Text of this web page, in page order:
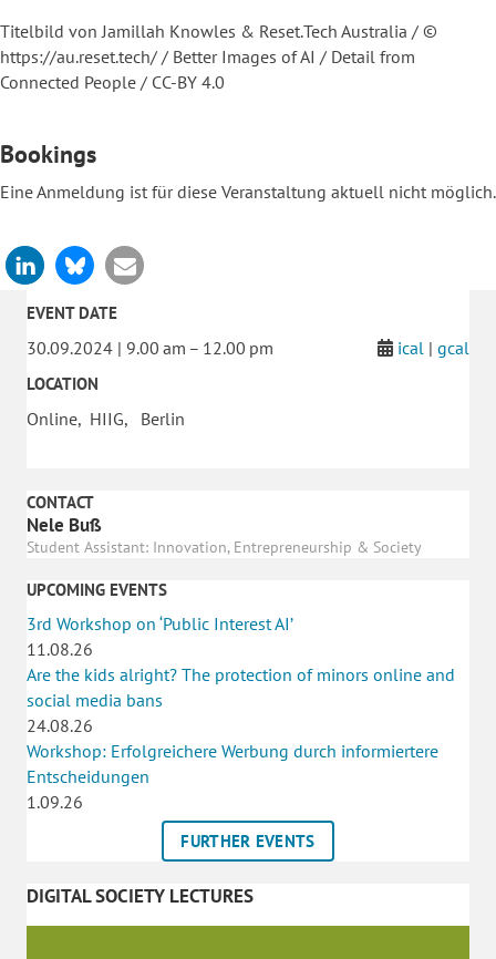
Titelbild von Jamillah Knowles & Reset.Tech Australia / ©
https://au.reset.tech/ / Better Images of AI / Detail from
Connected People / CC-BY 4.0
Bookings
Eine Anmeldung ist für diese Veranstaltung aktuell nicht möglich.
EVENT DATE
30.09.2024 | 9.00 am – 12.00 pm ical | gcal
LOCATION
Online, HIIG, Berlin
CONTACT
Nele Buß
Student Assistant: Innovation, Entrepreneurship & Society
UPCOMING EVENTS
3rd Workshop on ‘Public Interest AI’
11.08.26
Are the kids alright? The protection of minors online and
social media bans
24.08.26
Workshop: Erfolgreichere Werbung durch informiertere
Entscheidungen
1.09.26
FURTHER EVENTS
DIGITAL SOCIETY LECTURES